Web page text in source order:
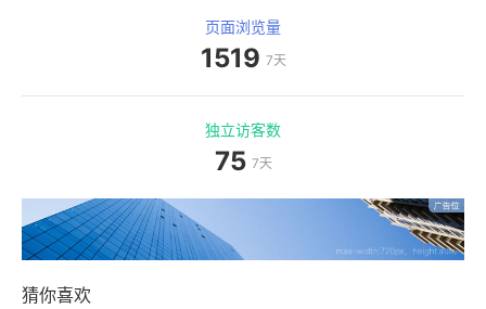
页面浏览量
1519 7天
独立访客数
75 7天
猜你喜欢